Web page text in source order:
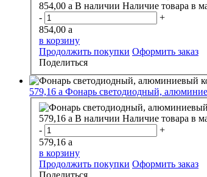
854,00 a В наличии Наличие товара в
-
+
854,00 a
в корзину
Продолжить покупки Оформить заказ
Поделиться
579,16 a Фонарь светодиодный,
579,16 a В наличии Наличие товара в
-
+
579,16 a
в корзину
Продолжить покупки Оформить заказ
Поделиться